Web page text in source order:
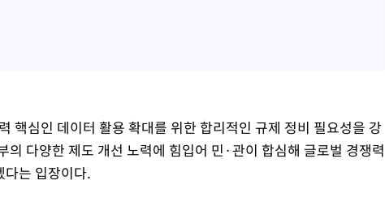
핵심인 데이터 활용 확대를 위한 합리적인 규제 정비 필요성을 강
의 다양한 제도 개선 노력에 힘입어 민·관이 합심해 글로벌 경쟁력
다는 입장이다.